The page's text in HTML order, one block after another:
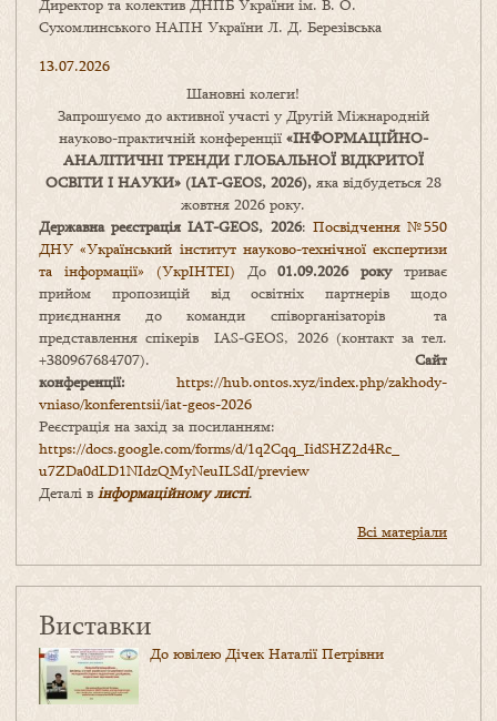
Директор та колектив ДНПБ України ім. В. О.
Сухомлинського НАПН України Л. Д. Березівська
13.07.2026
Шановні колеги!
Запрошуємо до активної участі у Другій Міжнародній
науково-практичній конференції «ІНФОРМАЦІЙНО-
АНАЛІТИЧНІ ТРЕНДИ ГЛОБАЛЬНОЇ ВІДКРИТОЇ
ОСВІТИ І НАУКИ» (IAT-GEOS, 2026),яка відбудеться 28
жовтня 2026 року.
Державна реєстрація IAT-GEOS, 2026: Посвідчення №550
ДНУ «Український інститут науково-технічної експертизи
та інформації» (УкрІНТЕІ) До01.09.2026 рокутриває
прийом пропозицій від освітніх партнерів щодо
приєднання до команди співорганізаторів та
представлення спікерів IAS-GEOS, 2026 (контакт за тел.
+380967684707). Сайт
конференції: https://hub.ontos.xyz/index.php/zakhody-
vniaso/konferentsii/iat-geos-2026
Реєстрація на захід за посиланням:
https://docs.google.com/forms/d/1q2Cqq_IidSHZ2d4Rc_
u7ZDa0dLD1NIdzQMyNeuILSdI/preview
Деталі в інформаційному листі.
Всі матеріали
Виставки
До ювілею Дічек Наталії Петрівни